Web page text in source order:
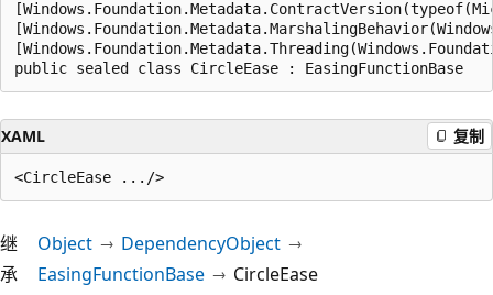
public sealed class CircleEase : EasingFunctionBase
XAML 复制
继
承
Object
DependencyObject
EasingFunctionBase
CircleEase